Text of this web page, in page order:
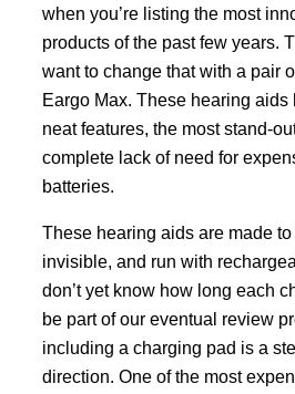
when you’re listing the most
products of the past few years.
want to change that with a pair
Eargo Max. These hearing
neat features, the most stand-
complete lack of need for
batteries.
These hearing aids are made
invisible, and run with
don’t yet know how long each
be part of our eventual review
including a charging pad is a
direction. One of the most